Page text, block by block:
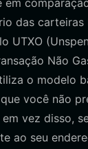
em
das carteiras
UTXO
Não
o modelo
você não
vez disso,
ao seu